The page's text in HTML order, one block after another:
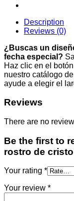
cristo
Description
Reviews (0)
¿Buscas un
fecha especial?
Haz clic en el
nuestro catálogo
ayude a elegir el
Reviews
There are no
Be the first to
rostro de
Your rating *
Your review *